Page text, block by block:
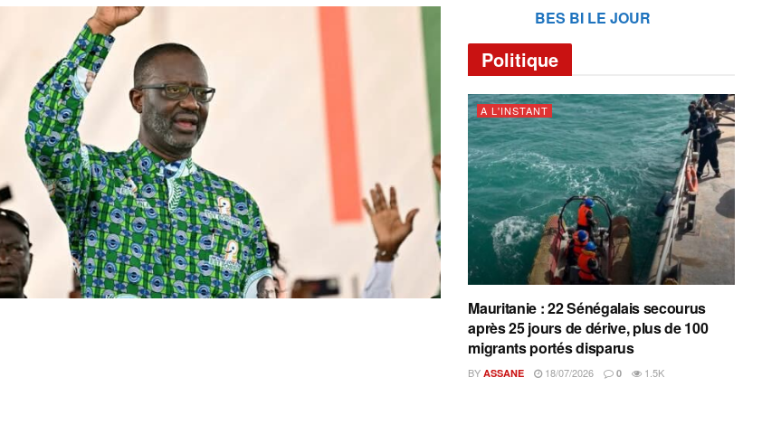
BES BI LE JOUR
Politique
A L'INSTANT
Mauritanie : 22 Sénégalais secourus
après 25 jours de dérive, plus de 100
migrants portés disparus
BY ASSANE 18/07/2026 0 1.5K